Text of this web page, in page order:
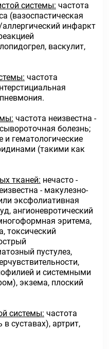
системы: частота
(вазоспастическая
инфаркт
васкулит,
частота
частота неизвестна -
болезнь;
и гематологические
(такими как
тканей: нечасто -
- макулезно-
эксфолиативная
ангионевротический
эритема,
токсический
пустулез,
и системными
экзема, плоский
системы: частота
в суставах), артрит,